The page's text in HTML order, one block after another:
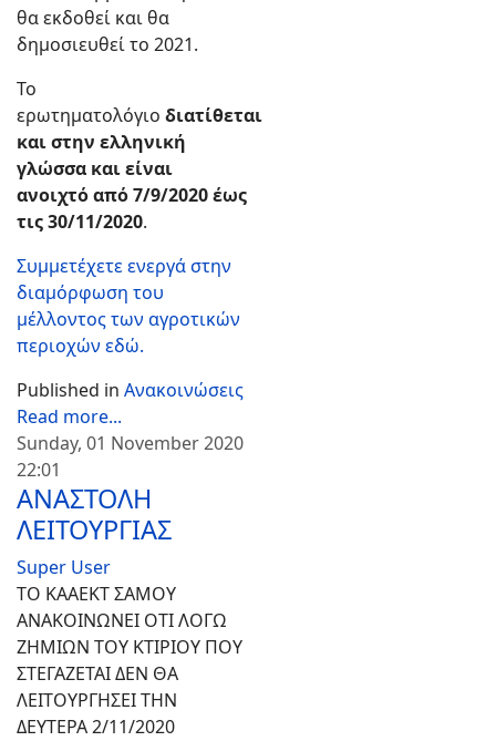
θα εκδοθεί και θα
δημοσιευθεί το 2021.
Το
ερωτηματολόγιο διατίθεται
και στην ελληνική
γλώσσα και είναι
ανοιχτό από 7/9/2020 έως
τις 30/11/2020.
Συμμετέχετε ενεργά στην
διαμόρφωση του
μέλλοντος των αγροτικών
περιοχών εδώ.
Published in Ανακοινώσεις
Read more...
Sunday, 01 November 2020
22:01
ΑΝΑΣΤΟΛΗ
ΛΕΙΤΟΥΡΓΙΑΣ
Super User
ΤΟ ΚΑΑΕΚΤ ΣΑΜΟΥ
ΑΝΑΚΟΙΝΩΝΕΙ ΟΤΙ ΛΟΓΩ
ΖΗΜΙΩΝ ΤΟΥ ΚΤΙΡΙΟΥ ΠΟΥ
ΣΤΕΓΑΖΕΤΑΙ ΔΕΝ ΘΑ
ΛΕΙΤΟΥΡΓΗΣΕΙ ΤΗΝ
ΔΕΥΤΕΡΑ 2/11/2020